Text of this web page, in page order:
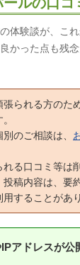
体験談が、こ
かった点も残
張られる方のた
のご相談は、
る口コミ等は
投稿内容は、要
することがあ
アドレスが